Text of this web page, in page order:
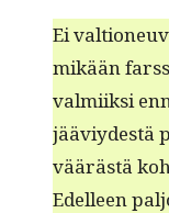
Ei
mikään
valmi­ik­si
jääviy­destä
väärästä
Edelleen